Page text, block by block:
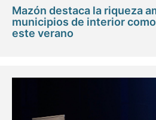
Mazón destaca la riqueza
municipios de interior
este verano